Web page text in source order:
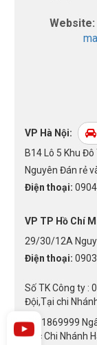
Website:
VP Hà Nội:
B14 Lô 5 Khu
Nguyên Đán rẻ
Điện thoại:
VP TP Hồ Chí
29/30/12A
Điện thoại:
Số TK Công ty :
Đội,Tại chi
1301869999
Đức Chi Nhánh